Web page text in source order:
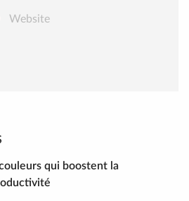
Website
qui boostent la